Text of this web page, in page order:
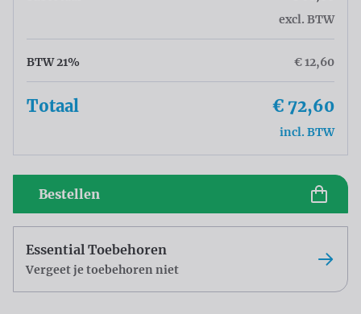
excl. BTW
BTW 21% € 12,60
Totaal € 72,60
incl. BTW
Bestellen
Essential Toebehoren
Vergeet je toebehoren niet